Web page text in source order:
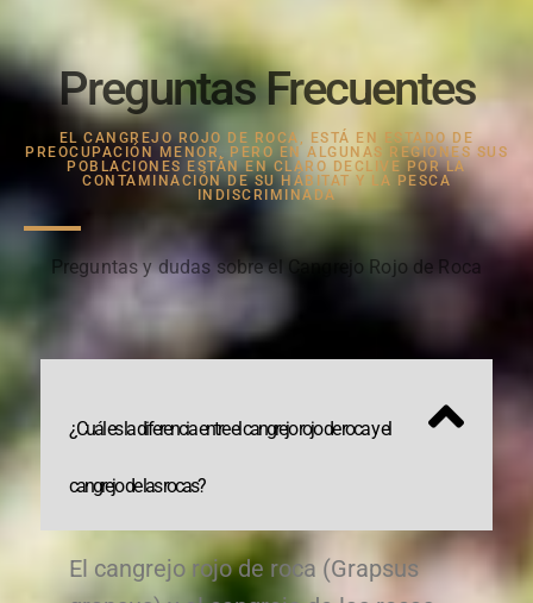
Preguntas Frecuentes
EL CANGREJO ROJO DE ROCA, ESTÁ EN ESTADO DE
PREOCUPACIÓN MENOR, PERO EN ALGUNAS REGIONES SUS
POBLACIONES ESTÁN EN CLARO DECLIVE POR LA
CONTAMINACIÓN DE SU HÁBITAT Y LA PESCA
INDISCRIMINADA
Preguntas y dudas sobre el Cangrejo Rojo de Roca
¿Cuál es la diferencia entre el cangrejo rojo de roca y el
cangrejo de las rocas?
El cangrejo rojo de roca (Grapsus